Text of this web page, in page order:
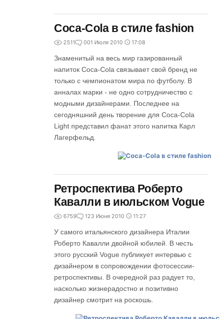
Coca-Cola в стиле fashion
2511 001 Июля 2010 17:08
Знаменитый на весь мир газированный
напиток Coca-Cola связывает свой бренд не
только с чемпионатом мира по футболу. В
анналах марки - не одно сотрудничество с
модными дизайнерами. Последнее на
сегодняшний день творение для Coca-Cola
Light представил фанат этого напитка Карл
Лагерфельд.
Ретроспектива Роберто
Кавалли в июльском Vogue
6759 123 Июня 2010 11:27
У самого итальянского дизайнера Италии
Роберто Кавалли двойной юбилей. В честь
этого русский Vogue публикует интервью с
дизайнером в сопровождении фотосессии-
ретроспективы. В очередной раз радует то,
насколько жизнерадостно и позитивно
дизайнер смотрит на роскошь.